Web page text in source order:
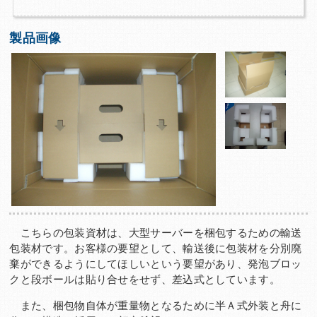
製品画像
こちらの包装資材は、大型サーバーを梱包するための輸送
包装材です。お客様の要望として、輸送後に包装材を分別廃
棄ができるようにしてほしいという要望があり、発泡ブロッ
クと段ボールは貼り合せをせず、差込式としています。
また、梱包物自体が重量物となるために半Ａ式外装と舟に